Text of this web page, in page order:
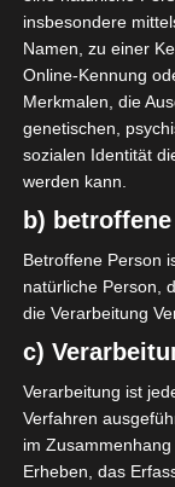
November
mit 0: 1
Sahel Sousse
Am Sonntag,
vier
der Ligue 1
Wettbewerbs
Guerdane.
Sfax mit 2:0
stehen noch
2021
insbesondere
Namen, zu einer
Online-Kennung
Merkmalen, die
genetischen,
sozialen Identität
werden kann.
b)
Betroffene Person
natürliche Person,
die Verarbeitung
c)
Verarbeitung ist
Verfahren
im
Erheben, das